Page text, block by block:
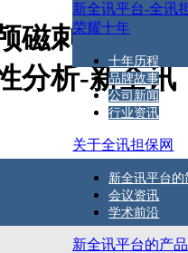
磁刺激调节
分析-新全讯
新全讯平台-全讯
荣耀十年
十年历程
品牌故事
公司新闻
行业资讯
关于全讯担保网
新全讯平台的
会议资讯
学术前沿
新全讯平台的产